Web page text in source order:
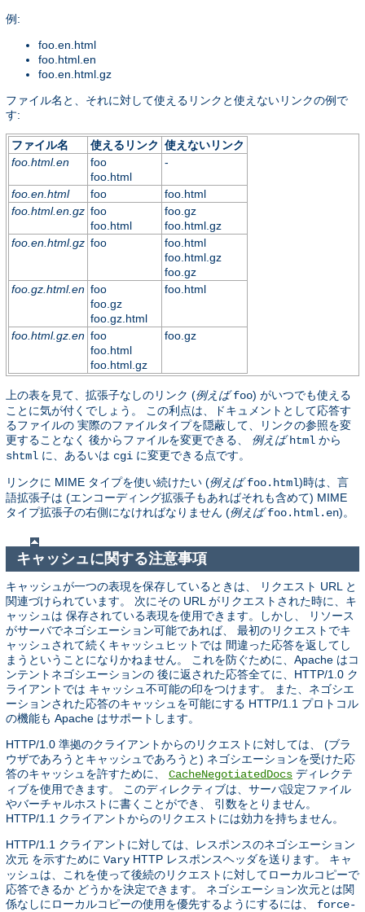
例:
foo.en.html
foo.html.en
foo.en.html.gz
ファイル名と、それに対して使えるリンクと使えないリンクの例で
す:
ファイル名 使えるリンク 使えないリンク
foo.html.en
foo
foo.html
-
foo.en.html foo
foo.html
foo.html.en.gz foo
foo.html
foo.gz
foo.html.gz
foo.en.html.gz foo
foo.html
foo.html.gz
foo.gz
foo.gz.html.en foo
foo.gz
foo.gz.html
foo.html
foo.html.gz.en foo
foo.html
foo.html.gz
foo.gz
上の表を見て、拡張子なしのリンク (例えば foo) がいつでも使える
ことに気が付くでしょう。 この利点は、ドキュメントとして応答す
るファイルの 実際のファイルタイプを隠蔽して、リンクの参照を変
更することなく 後からファイルを変更できる、 例えば html から
shtml に、あるいは cgi に変更できる点です。
リンクに MIME タイプを使い続けたい (例えば foo.html)時は、言
語拡張子は (エンコーディング拡張子もあればそれも含めて) MIME
タイプ拡張子の右側になければなりません (例えば foo.html.en)。
キャッシュに関する注意事項
キャッシュが一つの表現を保存しているときは、 リクエスト URL と
関連づけられています。 次にその URL がリクエストされた時に、キ
ャッシュは 保存されている表現を使用できます。しかし、 リソース
がサーバでネゴシエーション可能であれば、 最初のリクエストでキ
ャッシュされて続くキャッシュヒットでは 間違った応答を返してし
まうということになりかねません。 これを防ぐために、Apache はコ
ンテントネゴシエーションの 後に返された応答全てに、HTTP/1.0 ク
ライアントでは キャッシュ不可能の印をつけます。 また、ネゴシエ
ーションされた応答のキャッシュを可能にする HTTP/1.1 プロトコル
の機能も Apache はサポートします。
HTTP/1.0 準拠のクライアントからのリクエストに対しては、 (ブラ
ウザであろうとキャッシュであろうと) ネゴシエーションを受けた応
答のキャッシュを許すために、 CacheNegotiatedDocs ディレクテ
ィブを使用できます。 このディレクティブは、サーバ設定ファイル
やバーチャルホストに書くことができ、 引数をとりません。
HTTP/1.1 クライアントからのリクエストには効力を持ちません。
HTTP/1.1 クライアントに対しては、レスポンスのネゴシエーション
次元 を示すために Vary HTTP レスポンスヘッダを送ります。 キャ
ッシュは、これを使って後続のリクエストに対してローカルコピーで
応答できるか どうかを決定できます。 ネゴシエーション次元とは関
係なしにローカルコピーの使用を優先するようにするには、 force-